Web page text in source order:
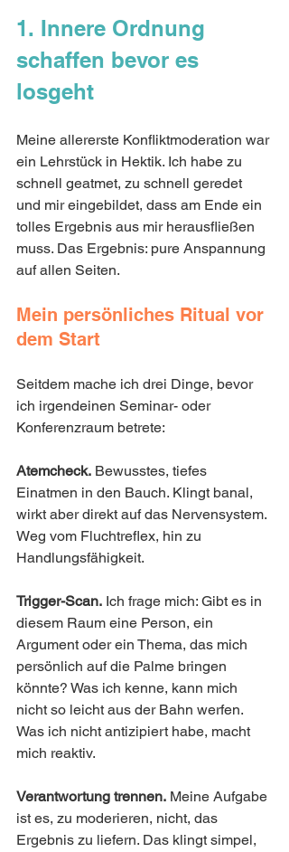
1. Innere Ordnung
schaffen bevor es
losgeht
Meine allererste Konfliktmoderation war
ein Lehrstück in Hektik. Ich habe zu
schnell geatmet, zu schnell geredet
und mir eingebildet, dass am Ende ein
tolles Ergebnis aus mir herausfließen
muss. Das Ergebnis: pure Anspannung
auf allen Seiten.
Mein persönliches Ritual vor
dem Start
Seitdem mache ich drei Dinge, bevor
ich irgendeinen Seminar- oder
Konferenzraum betrete:
Atemcheck. Bewusstes, tiefes
Einatmen in den Bauch. Klingt banal,
wirkt aber direkt auf das Nervensystem.
Weg vom Fluchtreflex, hin zu
Handlungsfähigkeit.
Trigger-Scan. Ich frage mich: Gibt es in
diesem Raum eine Person, ein
Argument oder ein Thema, das mich
persönlich auf die Palme bringen
könnte? Was ich kenne, kann mich
nicht so leicht aus der Bahn werfen.
Was ich nicht antizipiert habe, macht
mich reaktiv.
Verantwortung trennen. Meine Aufgabe
ist es, zu moderieren, nicht, das
Ergebnis zu liefern. Das klingt simpel,